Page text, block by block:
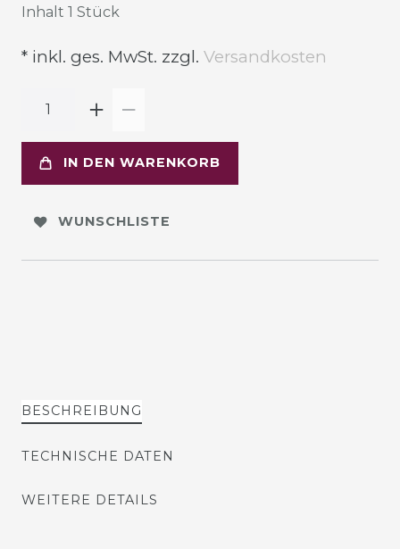
Inhalt 1 Stück
* inkl. ges. MwSt. zzgl. Versandkosten
IN DEN WARENKORB
WUNSCHLISTE
BESCHREIBUNG
TECHNISCHE DATEN
WEITERE DETAILS